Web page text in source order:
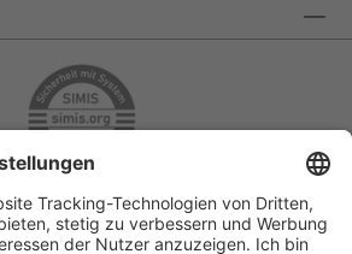
JAHRE AM PRINZIPALMARKT